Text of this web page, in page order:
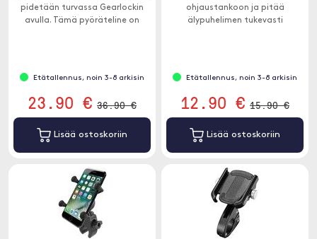
pidetään turvassa Gearlockin
avulla. Tämä pyöräteline on
Etätallennus, noin 3-8 arkisin
23.90 € 36.90 €
Lisää ostoskoriin
ohjaustankoon ja pitää
älypuhelimen tukevasti
Etätallennus, noin 3-8 arkisin
12.90 € 15.90 €
Lisää ostoskoriin